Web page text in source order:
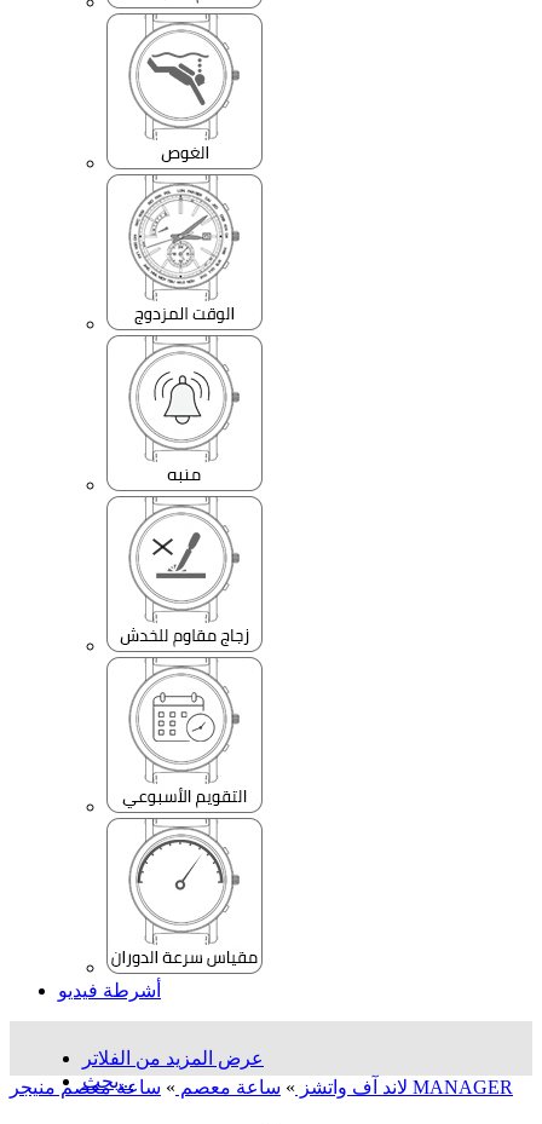
أشرطة فيديو
عرض المزيد من الفلاتر
بحث...
لاند آف واتشز » ساعة معصم » ساعة معصم منیجر MANAGER